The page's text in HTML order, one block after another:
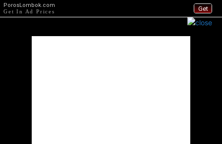
Get
PorosLombok.com
Get In Ad Prices